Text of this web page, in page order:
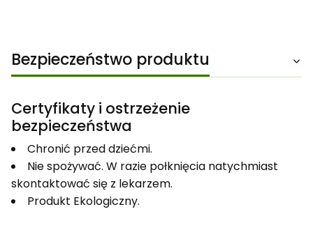
Bezpieczeństwo produktu
Certyfikaty i ostrzeżenie
bezpieczeństwa
Chronić przed dziećmi.
Nie spożywać. W razie połknięcia natychmiast
skontaktować się z lekarzem.
Produkt Ekologiczny.